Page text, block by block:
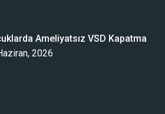
Ameliyatsız VSD Kapatma
2026